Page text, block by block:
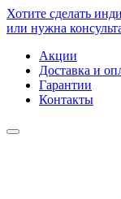
Хотите сделать
или нужна
Акции
Доставка и
Гарантии
Контакты